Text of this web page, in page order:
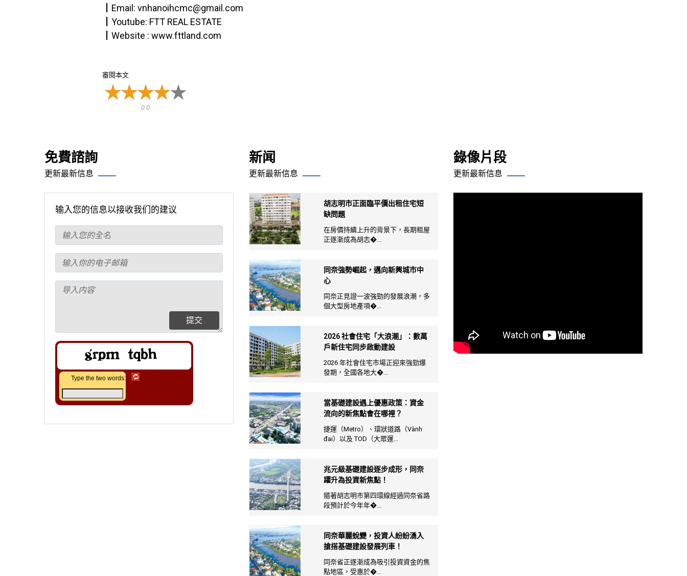
┃Email: vnhanoihcmc@gmail.com
┃Youtube: FTT REAL ESTATE
┃Website : www.fttland.com
審閱本文
0 0
免費諮詢
更新最新信息
输入您的信息以接收我们的建议
提交
Type the two words:
新闻
更新最新信息
胡志明市正面臨平價出租住宅短
缺問題
在房價持續上升的背景下，長期租屋
正逐漸成為胡志�...
同奈強勢崛起，邁向新興城市中
心
同奈正見證一波強勁的發展浪潮，多
個大型房地產項�...
2026 社會住宅「大浪潮」：數萬
戶新住宅同步啟動建設
2026 年社會住宅市場正迎來強勁爆
發期，全國各地大�...
當基礎建設遇上優惠政策：資金
流向的新焦點會在哪裡？
捷運（Metro）、環狀道路（Vành
đai）以及 TOD（大眾運...
兆元級基礎建設逐步成形，同奈
躍升為投資新焦點！
隨著胡志明市第四環線經過同奈省路
段預計於今年年�...
同奈華麗蛻變，投資人紛紛湧入
搶搭基礎建設發展列車！
同奈省正逐漸成為吸引投資資金的焦
點地區，受惠於�...
錄像片段
更新最新信息